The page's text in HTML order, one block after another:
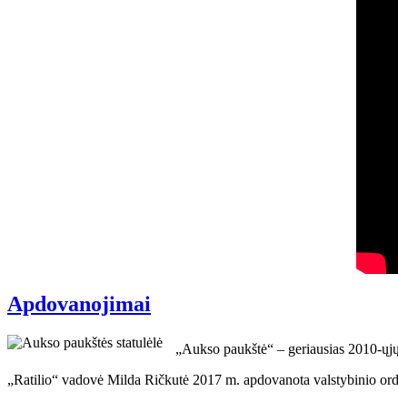
Apdovanojimai
„Aukso paukštė“ – geriausias 2010-
„Ratilio“ vadovė Milda Ričkutė 2017 m. apdovanota valstybinio